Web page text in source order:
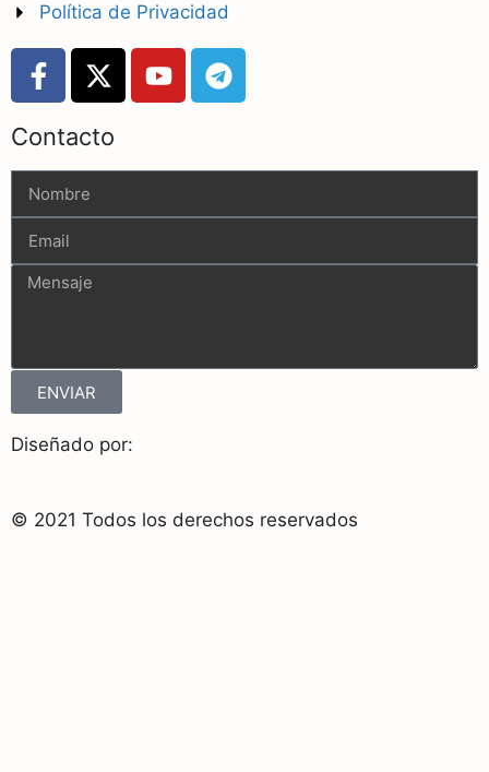
Política de Privacidad
Contacto
ENVIAR
Diseñado por:
© 2021 Todos los derechos reservados